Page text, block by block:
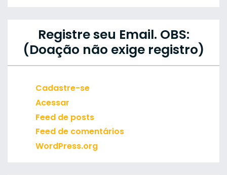
Registre seu Email. OBS:
(Doação não exige registro)
Cadastre-se
Acessar
Feed de posts
Feed de comentários
WordPress.org